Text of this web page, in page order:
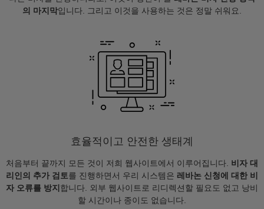
의 마지막입니다. 그리고 이것을 사용하는 것은 정말 쉬워요.
효율적이고 안전한 생태계
처음부터 끝까지 모든 것이 저희 웹사이트에서 이루어집니다. 비자 대
리인의 추가 검토를 진행하면서 우리 시스템은 레바논 신청에 대한 비
자 오류를 방지 합니다. 외부 웹사이트로 리디렉션할 필요도 없고 낭비
할 시간이나 종이도 없습니다.